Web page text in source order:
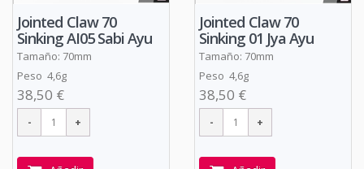
Jointed Claw 70
Sinking AI05 Sabi Ayu
Tamaño: 70mm
Peso 4,6g
38,50 €
Jointed Claw 70
Sinking 01 Jya Ayu
Tamaño: 70mm
Peso 4,6g
38,50 €